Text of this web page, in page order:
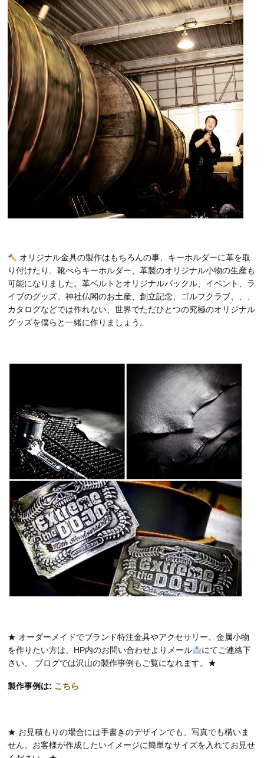
オリジナル金具の製作はもちろんの事、キーホルダーに革を取
り付けたり、靴べらキーホルダー、革製のオリジナル小物の生産も
可能になりました。革ベルトとオリジナルバックル、イベント、ラ
イブのグッズ、神社仏閣のお土産、創立記念、ゴルフクラブ、、、
カタログなどでは作れない、世界でただひとつの究極のオリジナル
グッズを僕らと一緒に作りましょう。
★ オーダーメイドでブランド特注金具やアクセサリー、金属小物
を作りたい方は、HP内のお問い合わせよりメール
にてご連絡下
さい。 ブログでは沢山の製作事例もご覧になれます。★
製作事例は: こちら
★ お見積もりの場合には手書きのデザインでも、写真でも構いま
せん。お客様が作成したいイメージに簡単なサイズを入れてお見せ